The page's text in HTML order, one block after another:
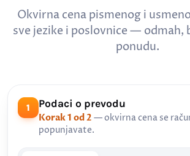
Okvirna cena pismenog i
sve jezike i poslovnice — odmah,
ponudu.
1 Podaci o prevodu
Korak 1 od 2 — okvirna cena se
popunjavate.